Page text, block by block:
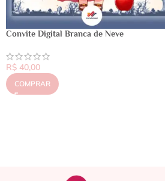
Convite Digital Branca de Neve
R$ 40,00
COMPRAR